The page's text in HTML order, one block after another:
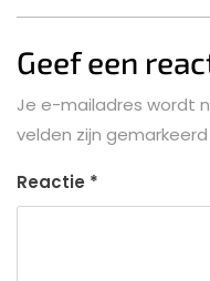
Geef een
Je e-mailadres wordt
velden zijn
Reactie *